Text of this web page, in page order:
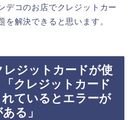
デコのお店でクレジットカー
を解決できると思います。
ジットカードが使
クレジットカード
ているとエラーが
る」